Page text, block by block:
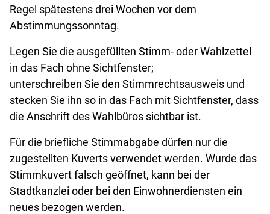
Regel spätestens drei Wochen vor dem
Abstimmungssonntag.
Legen Sie die ausgefüllten Stimm- oder Wahlzettel
in das Fach ohne Sichtfenster;
unterschreiben Sie den Stimmrechtsausweis und
stecken Sie ihn so in das Fach mit Sichtfenster, dass
die Anschrift des Wahlbüros sichtbar ist.
Für die briefliche Stimmabgabe dürfen nur die
zugestellten Kuverts verwendet werden. Wurde das
Stimmkuvert falsch geöffnet, kann bei der
Stadtkanzlei oder bei den Einwohnerdiensten ein
neues bezogen werden.